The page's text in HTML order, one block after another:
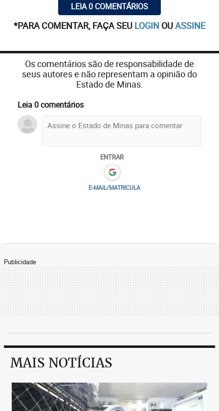
LEIA 0 COMENTÁRIOS
*PARA COMENTAR, FAÇA SEU LOGIN OUASSINE
Os comentários são de responsabilidade de
seus autores e não representam a opinião do
Estado de Minas.
Leia 0 comentários
ENTRAR
E-MAIL/MATRICULA
Publicidade
MAIS NOTÍCIAS